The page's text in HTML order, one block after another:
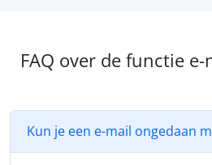
FAQ over de functie
Kun je een e-mail ongedaan